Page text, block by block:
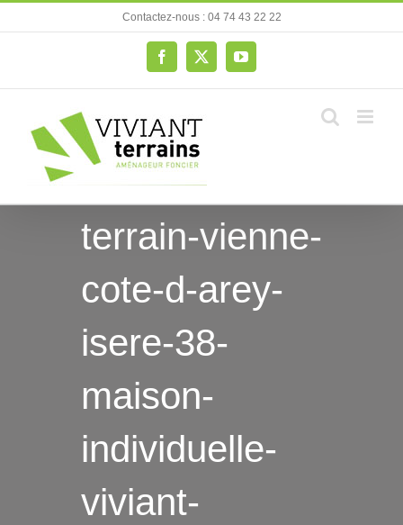
au
Contactez-nous : 04 74 43 22 22
Facebook
X YouTube
terrain-vienne-
cote-d-arey-
isere-38-
maison-
individuelle-
viviant-